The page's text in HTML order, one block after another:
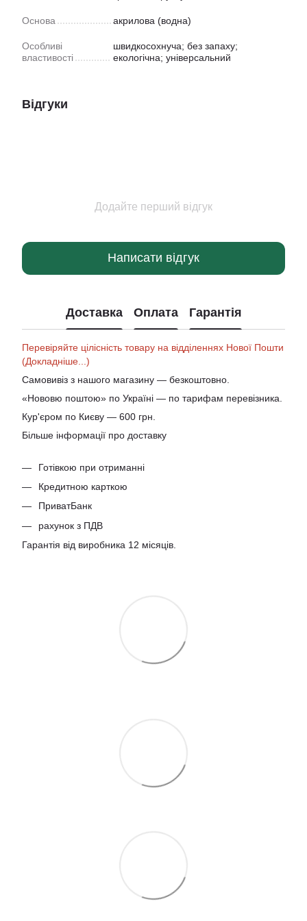
Основа акрилова (водна)
Особливі
властивості
швидкосохнуча; без запаху;
екологічна; універсальний
Відгуки
Додайте перший відгук
Написати відгук
Доставка Оплата Гарантія
Перевіряйте цілісність товару на відділеннях Нової Пошти
(Докладніше...)
Самовивіз з нашого магазину — безкоштовно.
«Нововю поштою» по Україні — по тарифам перевізника.
Кур'єром по Києву — 600 грн.
Більше інформації про доставку
Готівкою при отриманні
Кредитною карткою
ПриватБанк
рахунок з ПДВ
Гарантія від виробника 12 місяців.